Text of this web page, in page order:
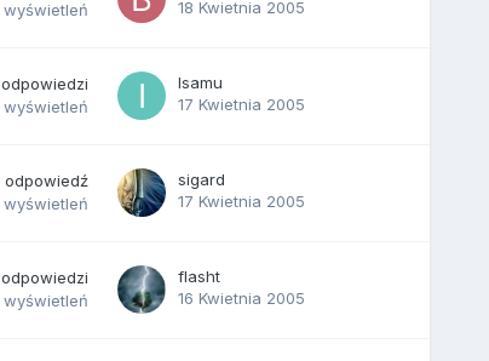
wyświetleń
18 Kwietnia 2005
odpowiedzi
wyświetleń
Isamu
17 Kwietnia 2005
odpowiedź
wyświetleń
sigard
17 Kwietnia 2005
odpowiedzi
wyświetleń
flasht
16 Kwietnia 2005